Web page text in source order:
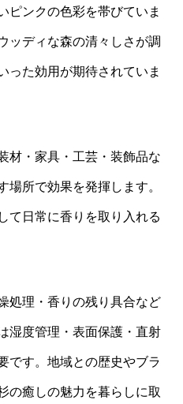
ピンクの色彩を帯びていま
ッディな森の清々しさが調
った効用が期待されていま
材・家具・工芸・装飾品な
場所で効果を発揮します。
て日常に香りを取り入れる
処理・香りの残り具合など
湿度管理・表面保護・直射
です。地域との歴史やブラ
の癒しの魅力を暮らしに取